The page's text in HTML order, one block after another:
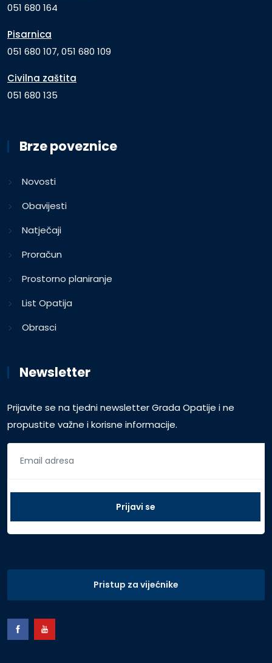
051 680 164
Pisarnica
051 680 107, 051 680 109
Civilna zaštita
051 680 135
Brze poveznice
Novosti
Obavijesti
Natječaji
Proračun
Prostorno planiranje
List Opatija
Obrasci
Newsletter
Prijavite se na tjedni newsletter Grada Opatije i ne
propustite važne i korisne informacije.
Pristup za vijećnike